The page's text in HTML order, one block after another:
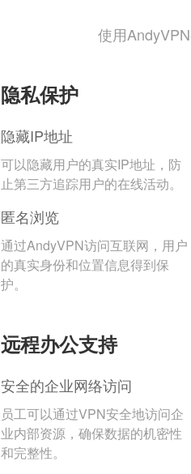
使用
隐私保护
隐藏IP地址
可以隐藏用户的真实IP地址，防
止第三方追踪用户的在线活动。
匿名浏览
通过AndyVPN访问互联网，用户
的真实身份和位置信息得到保
护。
远程办公支持
安全的企业网络访问
员工可以通过VPN安全地访问企
业内部资源，确保数据的机密性
和完整性。